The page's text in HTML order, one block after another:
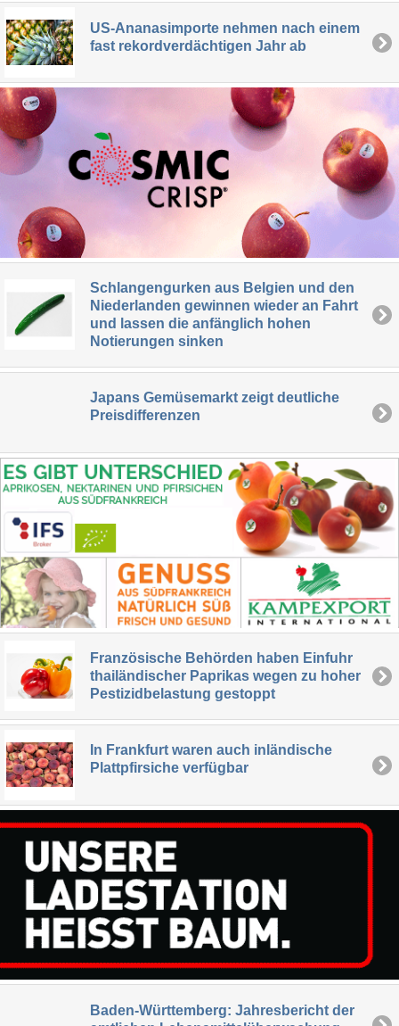
US-Ananasimporte nehmen nach einem
fast rekordverdächtigen Jahr ab
Schlangengurken aus Belgien und den
Niederlanden gewinnen wieder an Fahrt
und lassen die anfänglich hohen
Notierungen sinken
Japans Gemüsemarkt zeigt deutliche
Preisdifferenzen
Französische Behörden haben Einfuhr
thailändischer Paprikas wegen zu hoher
Pestizidbelastung gestoppt
In Frankfurt waren auch inländische
Plattpfirsiche verfügbar
Baden-Württemberg: Jahresbericht der